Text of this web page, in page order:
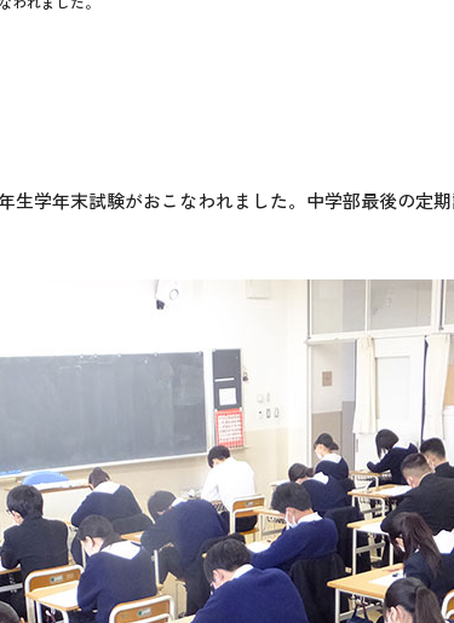
生学年末試験がおこなわれました。中学部最後の定